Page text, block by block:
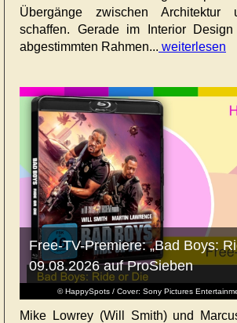
Übergänge zwischen Architektur
schaffen. Gerade im Interior
abgestimmten Rahmen... weiterlesen
© HappySpots / Cover: Sony Pictures
Free-TV-Premiere: „Bad Boys:
09.08.2026 auf ProSieben
Mike Lowrey (Will Smith) und